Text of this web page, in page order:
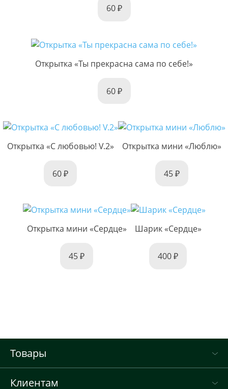
60
Открытка «Ты прекрасна сама по себе!»
60
Открытка «С любовью! V.2»
60
Открытка мини «Люблю»
45
Открытка мини «Сердце»
45
Шарик «Сердце»
400
Товары
Клиентам